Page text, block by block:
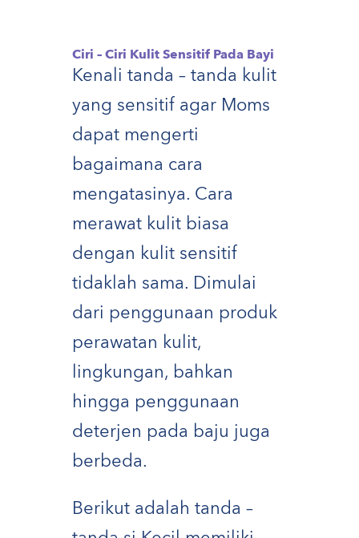
Ciri – Ciri Kulit Sensitif Pada Bayi
Kenali tanda – tanda kulit
yang sensitif agar Moms
dapat mengerti
bagaimana cara
mengatasinya. Cara
merawat kulit biasa
dengan kulit sensitif
tidaklah sama. Dimulai
dari penggunaan produk
perawatan kulit,
lingkungan, bahkan
hingga penggunaan
deterjen pada baju juga
berbeda.
Berikut adalah tanda –